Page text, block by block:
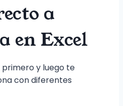
a
en Excel
y luego te
con diferentes